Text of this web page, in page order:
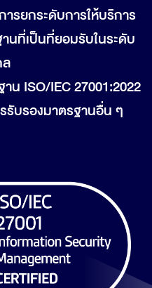
รยกระดับการให้บริการ
ที่เป็นที่ยอมรับในระดับ
น ISO/IEC 27001:2022
รับรองมาตรฐานอื่น ๆ